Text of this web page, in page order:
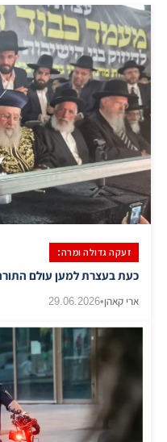
זעקה גדולה ומרה:
כעת בעצרת למען עולם
ארי קאהן•
29.06.2026